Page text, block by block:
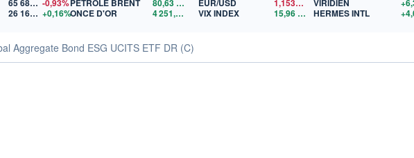
65 683,26 -0,93%
26 167,46 +0,16%
PÉTROLE BRENT
80,63
ONCE D'OR
4 251,73 $US
EUR/USD 1,1539$US
VIX INDEX
15,96
VIRIDIEN
HERMES INTL
Aggregate Bond ESG UCITS ETF DR (C)